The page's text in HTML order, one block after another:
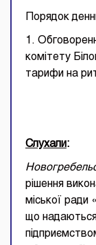
Порядок
1.
комітету
тарифи на
Слухали :
рішення
міської ради
що